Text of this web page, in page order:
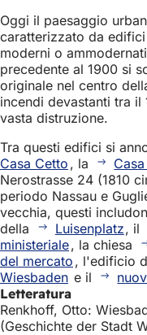
Oggi il paesaggio
caratterizzato da edifici
moderni o
precedente al 1900 si
originale nel centro
incendi devastanti tra il
vasta distruzione.
Tra questi edifici si
Casa Cetto , la
Nerostrasse 24 (1810
periodo Nassau e
vecchia, questi
della
Luisenplatz, il
ministeriale, la chiesa
del mercato , l'edificio
Wiesbaden e il
Letteratura
Renkhoff, Otto:
(Geschichte der Stadt